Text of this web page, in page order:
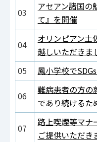
03
アセアン諸国の
て』を開催
04
オリンピアン土
越しいただきま
05
鳳小学校で
06
難病患者の方の
であり続けるた
07
路上喫煙等マナ
ご提供いただき